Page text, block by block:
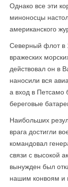
Однако все эти
миноносцы
американского
Северный флот в
вражеских
действовал он в
наносили вся
а вход в Петсамо
береговые
Наибольших
врага достигли
командовал
связи с высокой
вынужден был
нашим конвоям и